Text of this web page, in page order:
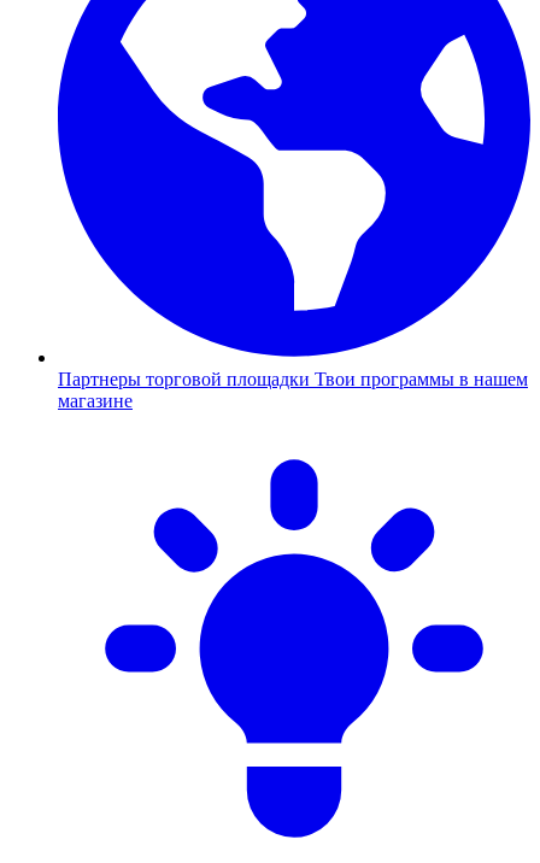
Партнеры торговой площадки Твои программы в нашем
магазине